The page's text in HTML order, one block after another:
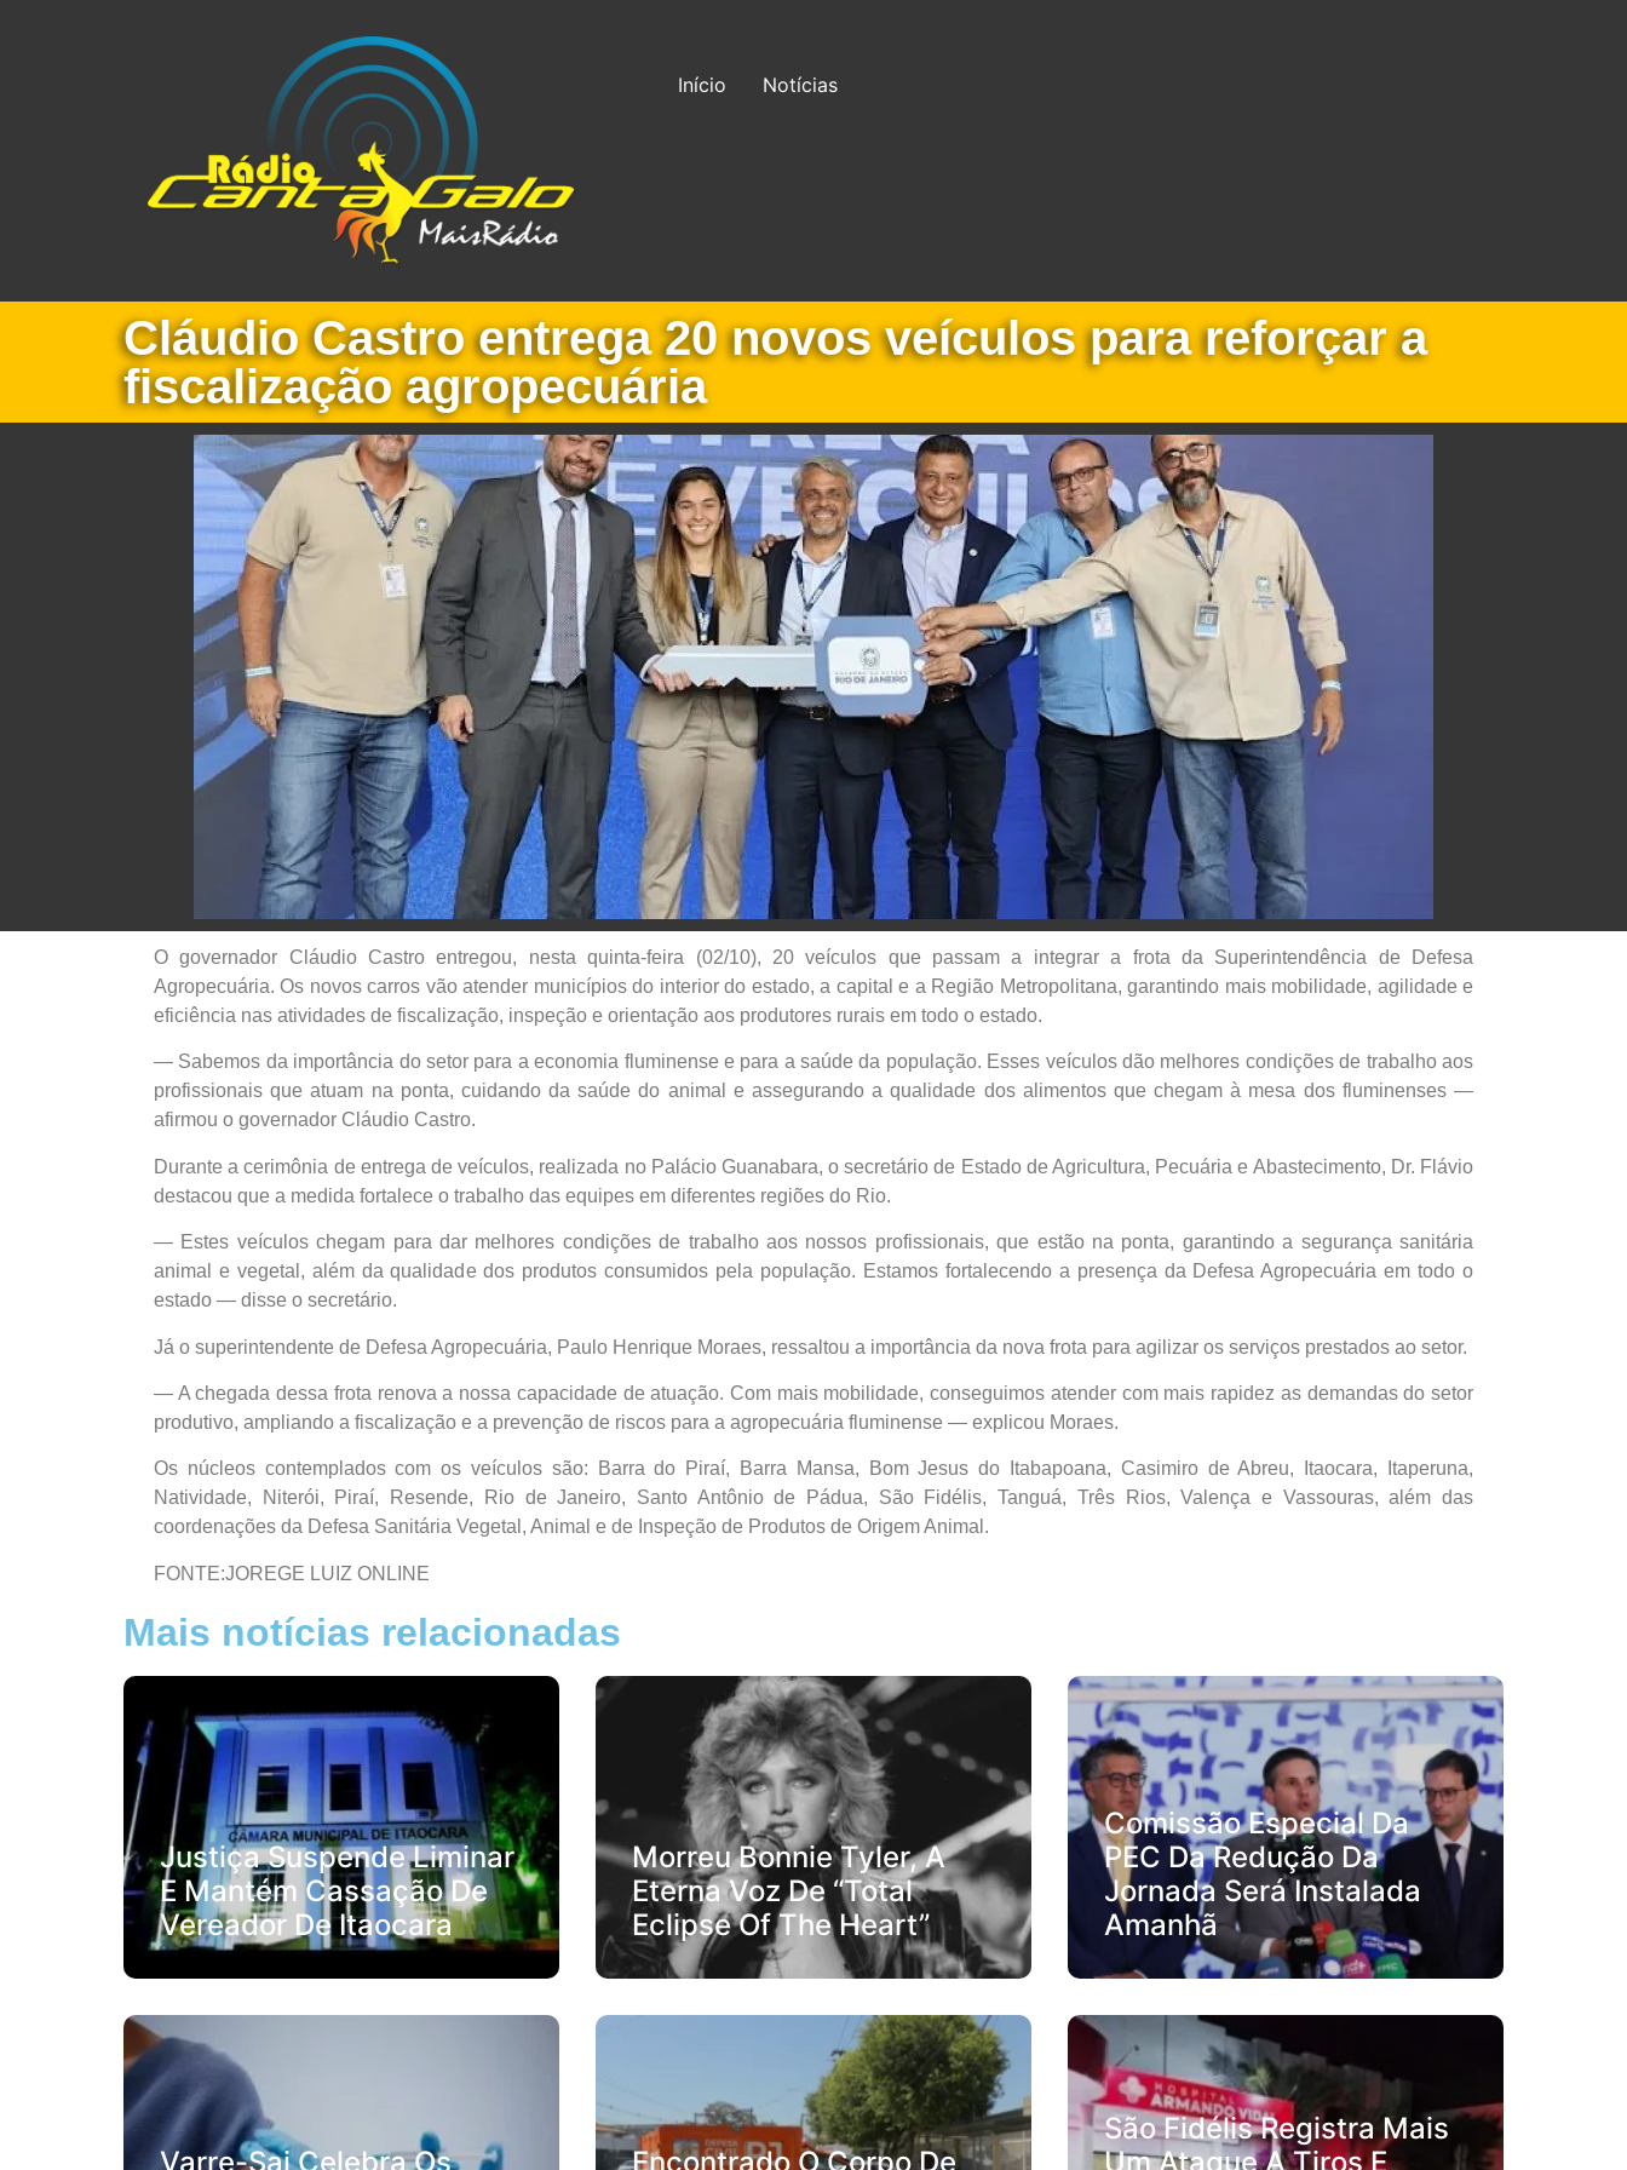
Início Notícias
Cláudio Castro entrega 20 novos veículos para reforçar a
fiscalização agropecuária
O governador Cláudio Castro entregou, nesta quinta-feira (02/10), 20 veículos que passam a integrar a frota da Superintendência de Defesa
Agropecuária. Os novos carros vão atender municípios do interior do estado, a capital e a Região Metropolitana, garantindo mais mobilidade, agilidade e
eficiência nas atividades de fiscalização, inspeção e orientação aos produtores rurais em todo o estado.
— Sabemos da importância do setor para a economia fluminense e para a saúde da população. Esses veículos dão melhores condições de trabalho aos
profissionais que atuam na ponta, cuidando da saúde do animal e assegurando a qualidade dos alimentos que chegam à mesa dos fluminenses —
afirmou o governador Cláudio Castro.
Durante a cerimônia de entrega de veículos, realizada no Palácio Guanabara, o secretário de Estado de Agricultura, Pecuária e Abastecimento, Dr. Flávio
destacou que a medida fortalece o trabalho das equipes em diferentes regiões do Rio.
— Estes veículos chegam para dar melhores condições de trabalho aos nossos profissionais, que estão na ponta, garantindo a segurança sanitária
animal e vegetal, além da qualidade dos produtos consumidos pela população. Estamos fortalecendo a presença da Defesa Agropecuária em todo o
estado — disse o secretário.
Já o superintendente de Defesa Agropecuária, Paulo Henrique Moraes, ressaltou a importância da nova frota para agilizar os serviços prestados ao setor.
— A chegada dessa frota renova a nossa capacidade de atuação. Com mais mobilidade, conseguimos atender com mais rapidez as demandas do setor
produtivo, ampliando a fiscalização e a prevenção de riscos para a agropecuária fluminense — explicou Moraes.
Os núcleos contemplados com os veículos são: Barra do Piraí, Barra Mansa, Bom Jesus do Itabapoana, Casimiro de Abreu, Itaocara, Itaperuna,
Natividade, Niterói, Piraí, Resende, Rio de Janeiro, Santo Antônio de Pádua, São Fidélis, Tanguá, Três Rios, Valença e Vassouras, além das
coordenações da Defesa Sanitária Vegetal, Animal e de Inspeção de Produtos de Origem Animal.
FONTE:JOREGE LUIZ ONLINE
Mais notícias relacionadas
Justiça Suspende Liminar
E Mantém Cassação De
Vereador De Itaocara
Morreu Bonnie Tyler, A
Eterna Voz De “Total
Eclipse Of The Heart”
Comissão Especial Da
PEC Da Redução Da
Jornada Será Instalada
Amanhã
Varre-Sai Celebra Os Encontrado O Corpo De
São Fidélis Registra Mais
Um Ataque A Tiros E